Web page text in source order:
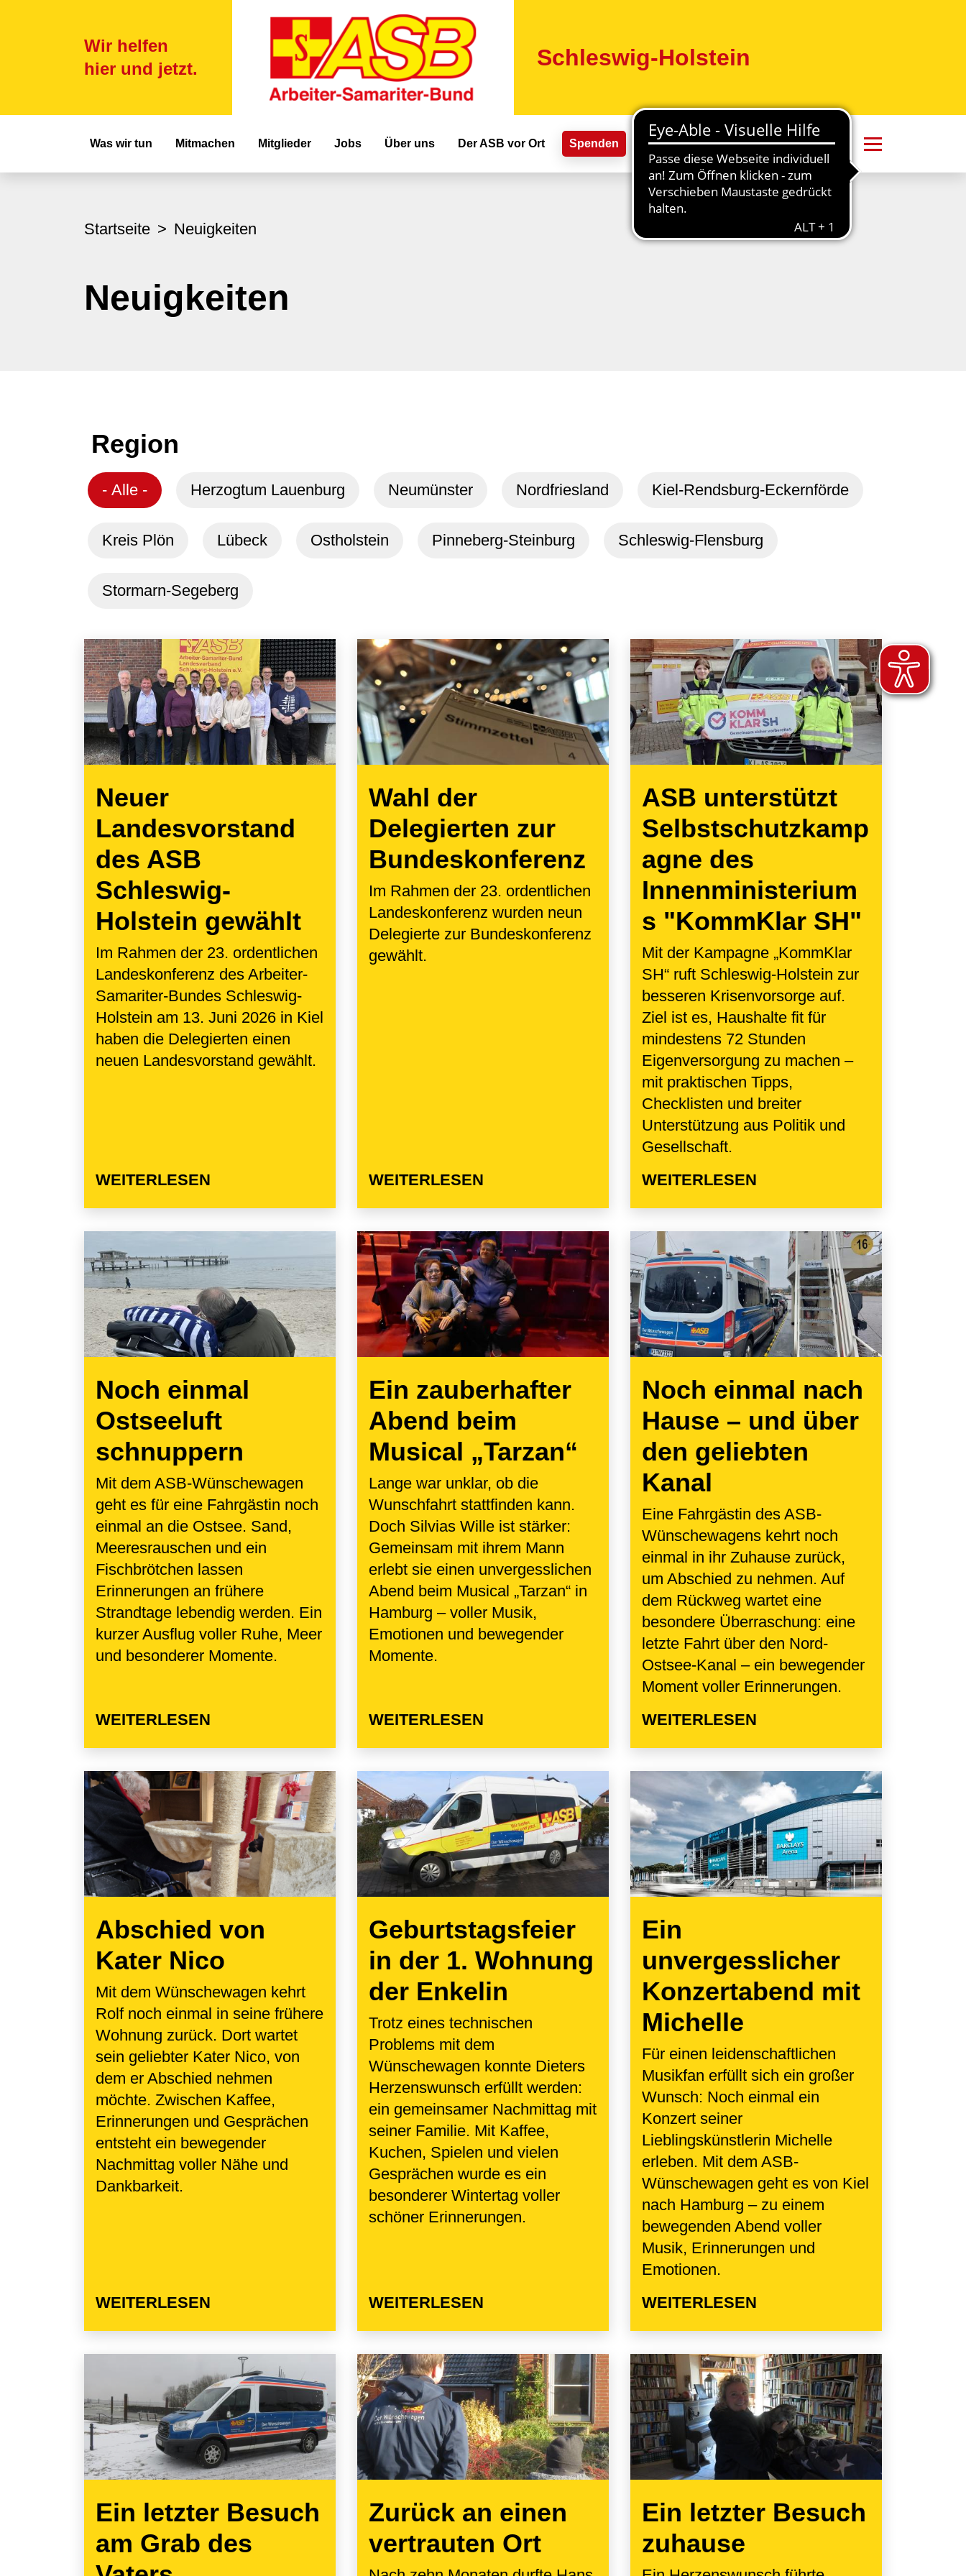
Wir helfen
hier und jetzt.
Schleswig-Holstein
Hauptnavigation
Was wir tun Mitmachen Mitglieder Jobs Über uns Der ASB vor Ort Spenden
Startseite Neuigkeiten
Neuigkeiten
Region
- Alle - Herzogtum Lauenburg Neumünster Nordfriesland Kiel-Rendsburg-Eckernförde
Kreis Plön Lübeck Ostholstein Pinneberg-Steinburg Schleswig-Flensburg
Stormarn-Segeberg
Neuer
Landesvorstand
des ASB
Schleswig-
Holstein gewählt
Im Rahmen der 23. ordentlichen
Landeskonferenz des Arbeiter-
Samariter-Bundes Schleswig-
Holstein am 13. Juni 2026 in Kiel
haben die Delegierten einen
neuen Landesvorstand gewählt.
WEITERLESEN
Wahl der
Delegierten zur
Bundeskonferenz
Im Rahmen der 23. ordentlichen
Landeskonferenz wurden neun
Delegierte zur Bundeskonferenz
gewählt.
WEITERLESEN
ASB unterstützt
Selbstschutzkamp
agne des
Innenministerium
s "KommKlar SH"
Mit der Kampagne „KommKlar
SH“ ruft Schleswig-Holstein zur
besseren Krisenvorsorge auf.
Ziel ist es, Haushalte fit für
mindestens 72 Stunden
Eigenversorgung zu machen –
mit praktischen Tipps,
Checklisten und breiter
Unterstützung aus Politik und
Gesellschaft.
WEITERLESEN
Noch einmal
Ostseeluft
schnuppern
Mit dem ASB-Wünschewagen
geht es für eine Fahrgästin noch
einmal an die Ostsee. Sand,
Meeresrauschen und ein
Fischbrötchen lassen
Erinnerungen an frühere
Strandtage lebendig werden. Ein
kurzer Ausflug voller Ruhe, Meer
und besonderer Momente.
WEITERLESEN
Ein zauberhafter
Abend beim
Musical „Tarzan“
Lange war unklar, ob die
Wunschfahrt stattfinden kann.
Doch Silvias Wille ist stärker:
Gemeinsam mit ihrem Mann
erlebt sie einen unvergesslichen
Abend beim Musical „Tarzan“ in
Hamburg – voller Musik,
Emotionen und bewegender
Momente.
WEITERLESEN
Noch einmal nach
Hause – und über
den geliebten
Kanal
Eine Fahrgästin des ASB-
Wünschewagens kehrt noch
einmal in ihr Zuhause zurück,
um Abschied zu nehmen. Auf
dem Rückweg wartet eine
besondere Überraschung: eine
letzte Fahrt über den Nord-
Ostsee-Kanal – ein bewegender
Moment voller Erinnerungen.
WEITERLESEN
Abschied von
Kater Nico
Mit dem Wünschewagen kehrt
Rolf noch einmal in seine frühere
Wohnung zurück. Dort wartet
sein geliebter Kater Nico, von
dem er Abschied nehmen
möchte. Zwischen Kaffee,
Erinnerungen und Gesprächen
entsteht ein bewegender
Nachmittag voller Nähe und
Dankbarkeit.
WEITERLESEN
Geburtstagsfeier
in der 1. Wohnung
der Enkelin
Trotz eines technischen
Problems mit dem
Wünschewagen konnte Dieters
Herzenswunsch erfüllt werden:
ein gemeinsamer Nachmittag mit
seiner Familie. Mit Kaffee,
Kuchen, Spielen und vielen
Gesprächen wurde es ein
besonderer Wintertag voller
schöner Erinnerungen.
WEITERLESEN
Ein
unvergesslicher
Konzertabend mit
Michelle
Für einen leidenschaftlichen
Musikfan erfüllt sich ein großer
Wunsch: Noch einmal ein
Konzert seiner
Lieblingskünstlerin Michelle
erleben. Mit dem ASB-
Wünschewagen geht es von Kiel
nach Hamburg – zu einem
bewegenden Abend voller
Musik, Erinnerungen und
Emotionen.
WEITERLESEN
Ein letzter Besuch
am Grab des
Zurück an einen
vertrauten Ort
Ein letzter Besuch
zuhause